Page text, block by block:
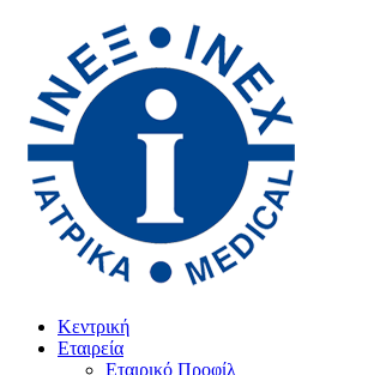
Κεντρική
Εταιρεία
Εταιρικό Προφίλ